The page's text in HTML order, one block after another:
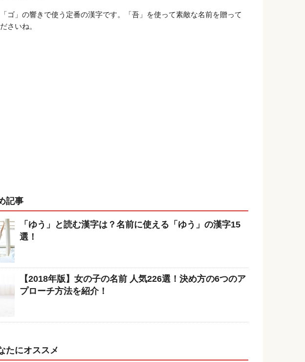
ゴ」の響きで使う定番の漢字です。「吾」を使って素敵な名前を贈って
さいね。
記事
「ゆう」と読む漢字は？名前に使える「ゆう」の漢字15
選！
【2018年版】女の子の名前 人気226選！決め方の6つのア
プローチ方法を紹介！
たにオススメ